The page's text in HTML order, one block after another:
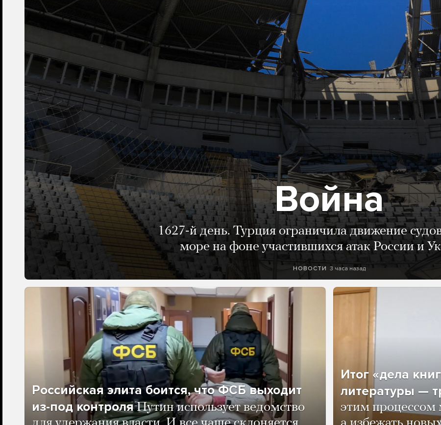
Война
1627-й день. Турция ограничила движение
море на фоне участившихся атак России и
НОВОСТИ 3 часа назад
Российская элита боится, что ФСБ выходит
из-под контроля Путин использует ведомство
Итог «дела
литературы —
этим процессом